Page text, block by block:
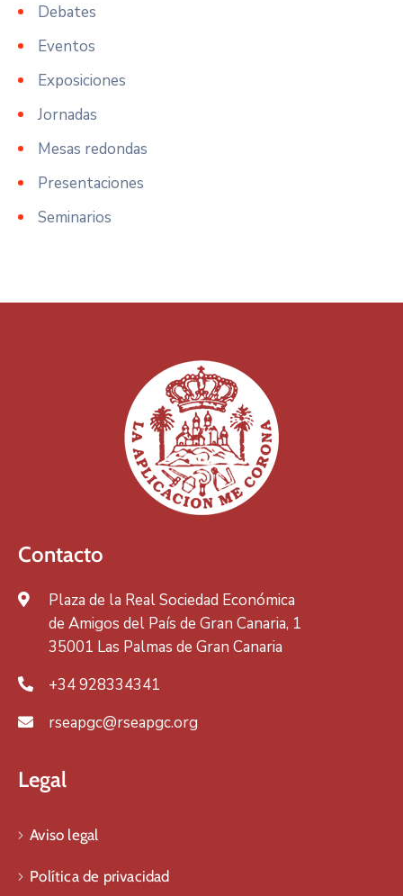
Debates
Eventos
Exposiciones
Jornadas
Mesas redondas
Presentaciones
Seminarios
Contacto
Plaza de la Real Sociedad Económica
de Amigos del País de Gran Canaria, 1
35001 Las Palmas de Gran Canaria
+34 928334341
rseapgc@rseapgc.org
Legal
Aviso legal
Política de privacidad